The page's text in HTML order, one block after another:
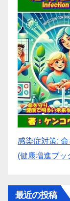
感染症対策:
(健康増進ブッ
最近の投稿